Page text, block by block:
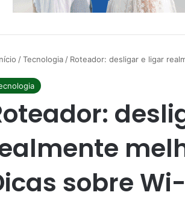
/Tecnologia/ Roteador: desligar e ligar
sobre